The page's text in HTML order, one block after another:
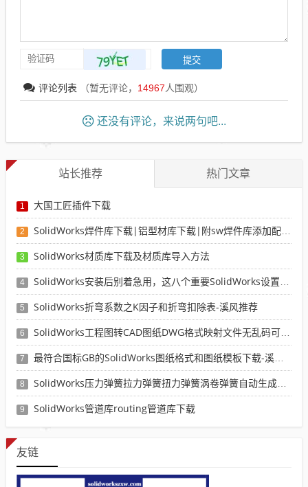
评论列表 （暂无评论， 14967人围观）
还没有评论，来说两句吧...
站长推荐 热门文章
1 大国工匠插件下载
2 SolidWorks焊件库下载|铝型材库下载|附sw焊件库添加配置使用教程
3 SolidWorks材质库下载及材质库导入方法
4 SolidWorks安装后别着急用，这八个重要SolidWorks设置可以提高你的画图效率
5 SolidWorks折弯系数之K因子和折弯扣除表-溪风推荐
6 SolidWorks工程图转CAD图纸DWG格式映射文件无乱码可分层-溪风亲测推荐
7 最符合国标GB的SolidWorks图纸格式和图纸模板下载-溪风专用版
8 SolidWorks压力弹簧拉力弹簧扭力弹簧涡卷弹簧自动生成宏程序下载
9 SolidWorks管道库routing管道库下载
友链